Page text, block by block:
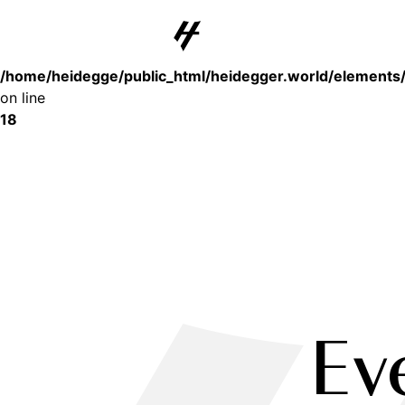
: substr(): Passing null to parameter #1 ($string) of type
/home/heidegge/public_html/heidegger.world/
on line
18